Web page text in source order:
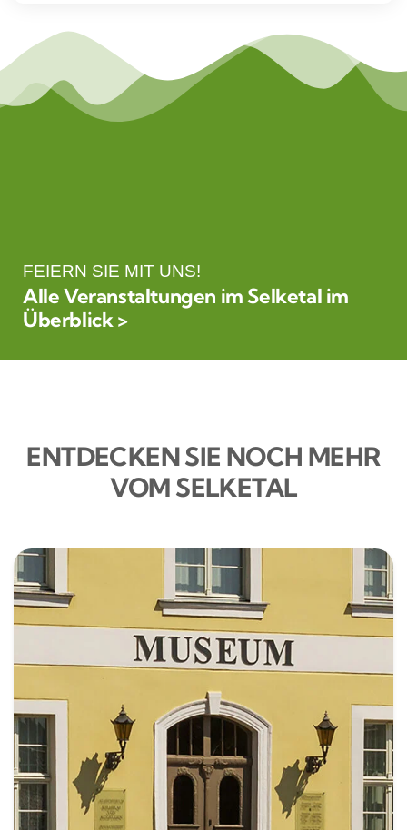
FEIERN SIE MIT UNS!
Alle Veranstaltungen im Selketal im
Überblick >
ENTDECKEN SIE NOCH MEHR
VOM SELKETAL